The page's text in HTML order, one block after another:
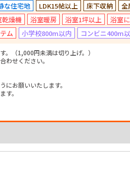
な住宅地 LDK15帖以上 床下収納 全
乾燥機 浴室暖房 浴室1坪以上 浴室
ム 小学校800m以内 コンビニ400m
（1,000円未満は切り上げ。）
わせください。
お願いいたします。
す。